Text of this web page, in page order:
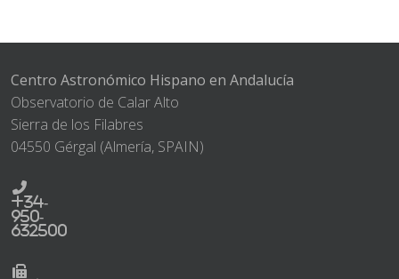
Centro Astronómico Hispano en Andalucía
Observatorio de Calar Alto
Sierra de los Filabres
04550 Gérgal (Almería, SPAIN)
+34-
950-
632500